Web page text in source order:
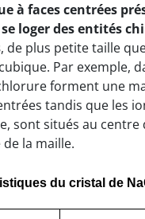
à faces centrées
loger des entités
, de plus petite taille
Par exemple,
forment une
tandis que les
sont situés au centre
la maille.
du cristal de